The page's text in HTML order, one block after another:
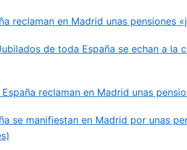
reclaman en Madrid unas pensiones
de toda España se echan a la
reclaman en Madrid unas
se manifiestan en Madrid por unas